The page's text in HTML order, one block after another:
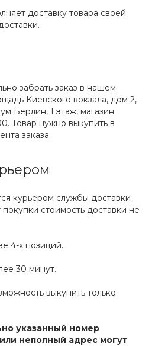
доставку товара своей
забрать заказ в нашем
Киевского вокзала, дом 2,
Берлин, 1 этаж, магазин
Товар нужно выкупить в
заказа.
курьером службы доставки
стоимость доставки не
4-х позиций.
30 минут.
выкупить только
указанный номер
неполный адрес могут